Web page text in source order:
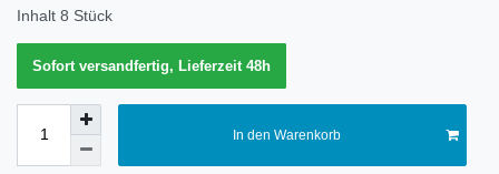
Inhalt 8 Stück
Sofort versandfertig, Lieferzeit 48h
In den Warenkorb